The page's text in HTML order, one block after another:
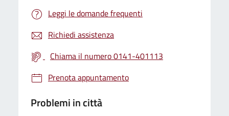
Leggi le domande frequenti
Richiedi assistenza
Chiama il numero 0141-401113
Prenota appuntamento
Problemi in città